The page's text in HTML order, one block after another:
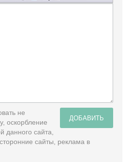
ДОБАВИТЬ
не
оскорбление
данного сайта,
сайты, реклама в